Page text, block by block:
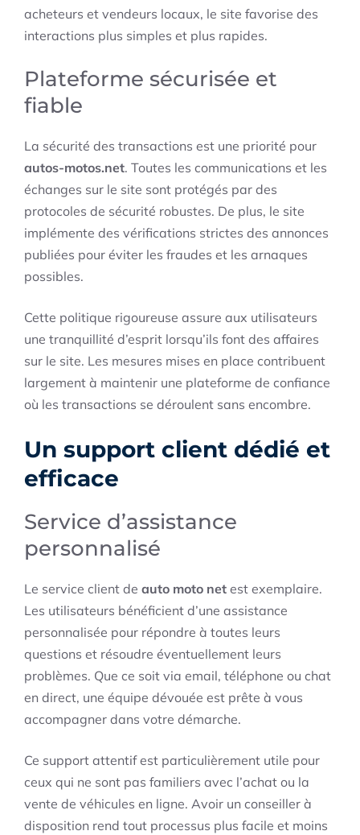
acheteurs et vendeurs locaux, le site favorise des
interactions plus simples et plus rapides.
Plateforme sécurisée et
fiable
La sécurité des transactions est une priorité pour
autos-motos.net. Toutes les communications et les
échanges sur le site sont protégés par des
protocoles de sécurité robustes. De plus, le site
implémente des vérifications strictes des annonces
publiées pour éviter les fraudes et les arnaques
possibles.
Cette politique rigoureuse assure aux utilisateurs
une tranquillité d’esprit lorsqu’ils font des affaires
sur le site. Les mesures mises en place contribuent
largement à maintenir une plateforme de confiance
où les transactions se déroulent sans encombre.
Un support client dédié et
efficace
Service d’assistance
personnalisé
Le service client de auto moto net est exemplaire.
Les utilisateurs bénéficient d’une assistance
personnalisée pour répondre à toutes leurs
questions et résoudre éventuellement leurs
problèmes. Que ce soit via email, téléphone ou chat
en direct, une équipe dévouée est prête à vous
accompagner dans votre démarche.
Ce support attentif est particulièrement utile pour
ceux qui ne sont pas familiers avec l’achat ou la
vente de véhicules en ligne. Avoir un conseiller à
disposition rend tout processus plus facile et moins